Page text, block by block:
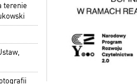
terenie